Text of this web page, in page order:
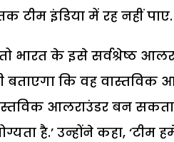
टीम इंडिया में रह नहीं पाए.
के इसे सर्वश्रेष्ठ
कि वह वास्तविक
आलराउंडर बन सकता
है.’ उन्होंने कहा,